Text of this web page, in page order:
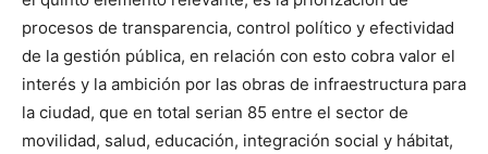
procesos de transparencia, control político y efectividad
de la gestión pública, en relación con esto cobra valor el
interés y la ambición por las obras de infraestructura para
la ciudad, que en total serian 85 entre el sector de
movilidad, salud, educación, integración social y hábitat,